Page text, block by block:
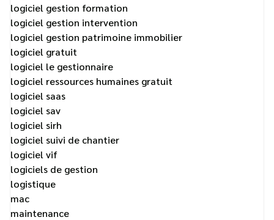
logiciel gestion formation
logiciel gestion intervention
logiciel gestion patrimoine immobilier
logiciel gratuit
logiciel le gestionnaire
logiciel ressources humaines gratuit
logiciel saas
logiciel sav
logiciel sirh
logiciel suivi de chantier
logiciel vif
logiciels de gestion
logistique
mac
maintenance